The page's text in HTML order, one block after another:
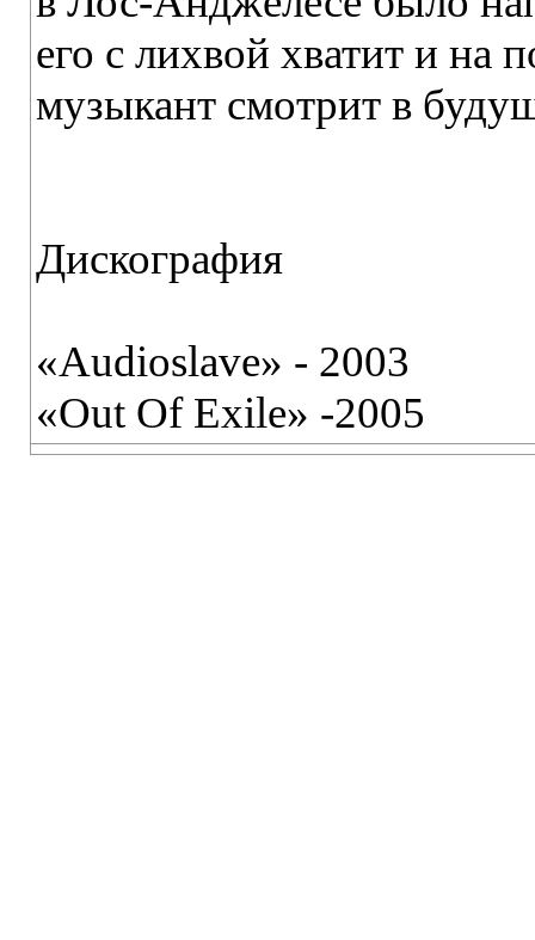
его с лихвой хватит и на
музыкант смотрит в
Дискография
«Audioslave» - 2003
«Out Of Exile» -2005